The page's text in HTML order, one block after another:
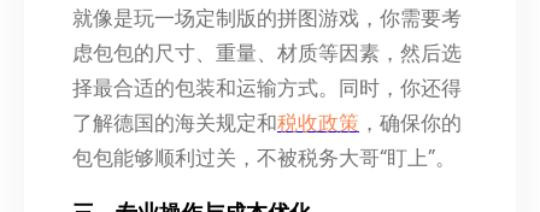
就像是玩一场定制版的拼图游戏，你需要考
虑包包的尺寸、重量、材质等因素，然后选
择最合适的包装和运输方式。同时，你还得
了解德国的海关规定和税收政策 ，确保你的
包包能够顺利过关，不被税务大哥“盯上”。